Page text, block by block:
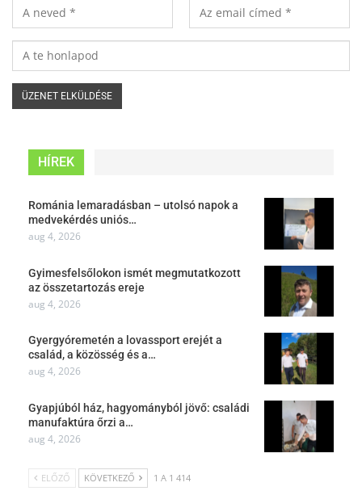
HÍREK
Románia lemaradásban – utolsó napok a
medvekérdés uniós…
aug 4, 2026
Gyimesfelsőlokon ismét megmutatkozott
az összetartozás ereje
aug 4, 2026
Gyergyóremetén a lovassport erejét a
család, a közösség és a…
aug 4, 2026
Gyapjúból ház, hagyományból jövő: családi
manufaktúra őrzi a…
aug 4, 2026
ELŐZŐ KÖVETKEZŐ 1 A 1 414